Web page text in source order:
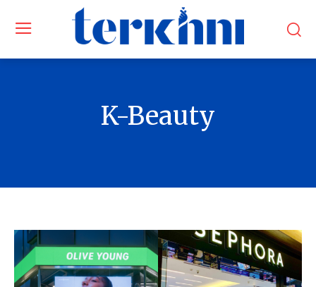
K-Beauty